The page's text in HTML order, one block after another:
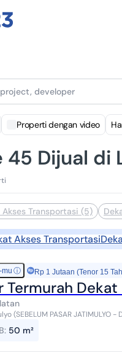
developer
Properti dengan video
45 Dijual di
Akses Transportasi (5)
Akses Transportasi
ⓘ Rp 1 Jutaan (Tenor 15
Termurah Dekat
(SEBELUM PASAR JATIMULYO -
Tipe 60/83m ...
: 50 m²